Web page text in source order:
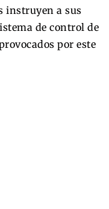
instruyen a sus
de control de
por este